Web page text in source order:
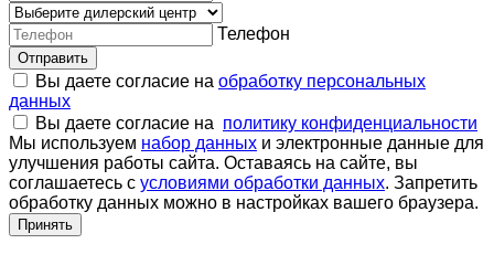
Телефон
Отправить
Вы даете согласие на обработку персональных
данных
Вы даете согласие на политику конфиденциальности
Мы используем набор данных и электронные данные для
улучшения работы сайта. Оставаясь на сайте, вы
соглашаетесь с условиями обработки данных. Запретить
обработку данных можно в настройках вашего браузера.
Принять